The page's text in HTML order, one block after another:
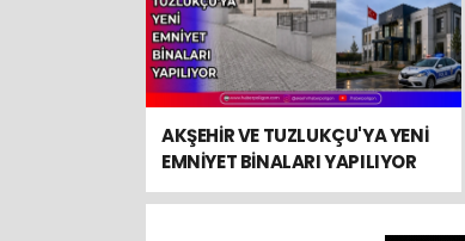
AKŞEHİR VE TUZLUKÇU'YA YENİ
EMNİYET BİNALARI YAPILIYOR